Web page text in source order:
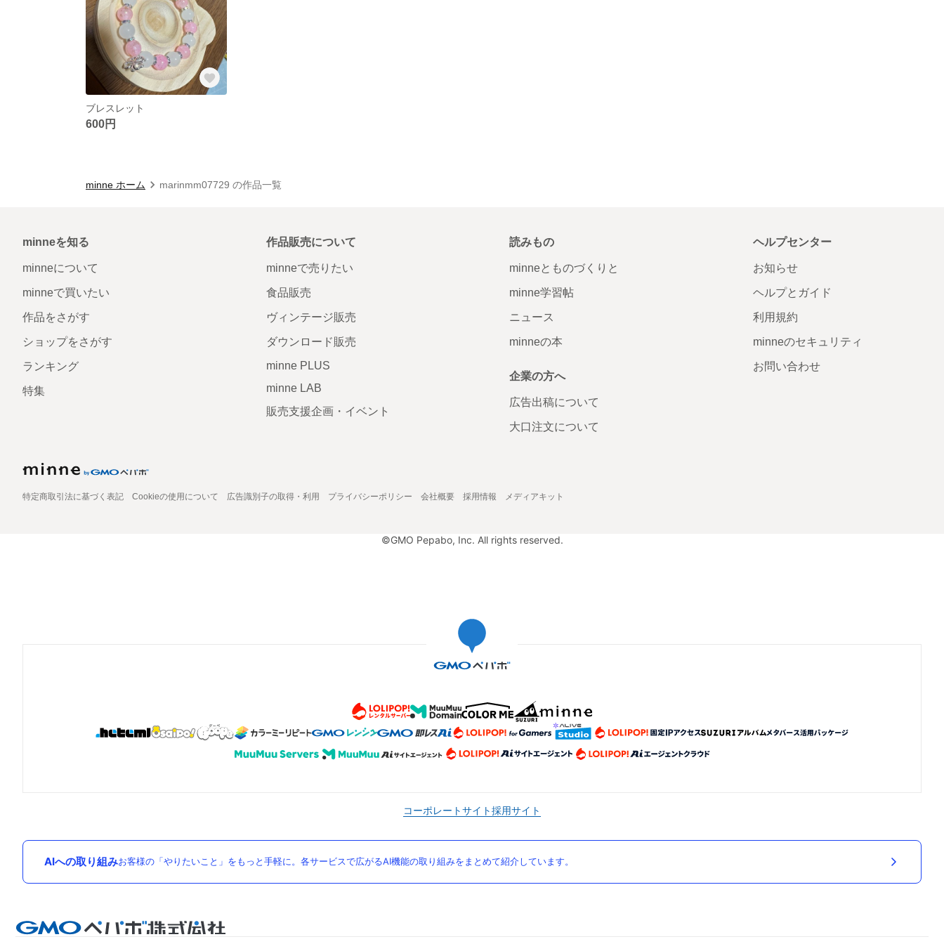
ブレスレット
600円
minne ホーム marinmm07729 の作品一覧
minneを知る
minneについて
minneで買いたい
作品をさがす
ショップをさがす
ランキング
特集
作品販売について
minneで売りたい
食品販売
ヴィンテージ販売
ダウンロード販売
minne PLUS
minne LAB
販売支援企画・イベント
読みもの
minneとものづくりと
minne学習帖
ニュース
minneの本
企業の方へ
広告出稿について
大口注文について
ヘルプセンター
お知らせ
ヘルプとガイド
利用規約
minneのセキュリティ
お問い合わせ
特定商取引法に基づく表記 Cookieの使用について 広告識別子の取得・利用 プライバシーポリシー 会社概要 採用情報 メディアキット
©GMO Pepabo, Inc. All rights reserved.
コーポレートサイト採用サイト
AIへの取り組みお客様の「やりたいこと」をもっと手軽に。各サービスで広がるAI機能の取り組みをまとめて紹介しています。